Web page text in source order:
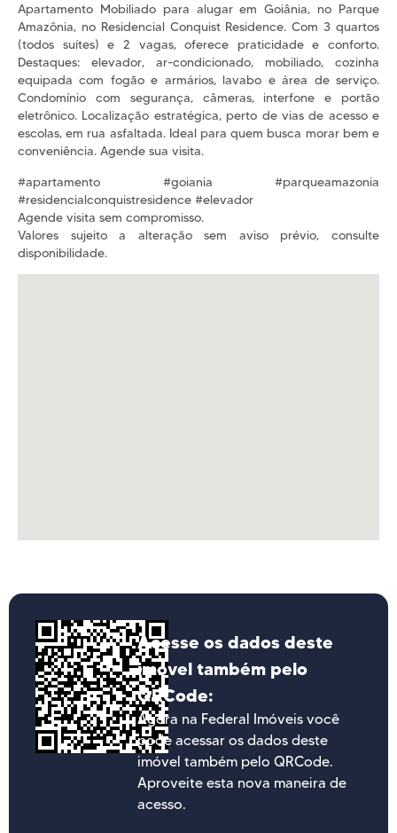
Apartamento Mobiliado para alugar em Goiânia, no Parque
Amazônia, no Residencial Conquist Residence. Com 3 quartos
(todos suítes) e 2 vagas, oferece praticidade e conforto.
Destaques: elevador, ar-condicionado, mobiliado, cozinha
equipada com fogão e armários, lavabo e área de serviço.
Condomínio com segurança, câmeras, interfone e portão
eletrônico. Localização estratégica, perto de vias de acesso e
escolas, em rua asfaltada. Ideal para quem busca morar bem e
conveniência. Agende sua visita.
#apartamento #goiania #parqueamazonia
#residencialconquistresidence #elevador
Agende visita sem compromisso.
Valores sujeito a alteração sem aviso prévio, consulte
disponibilidade.
Acesse os dados deste
imóvel também pelo
QRCode:
Agora na Federal Imóveis você
pode acessar os dados deste
imóvel também pelo QRCode.
Aproveite esta nova maneira de
acesso.